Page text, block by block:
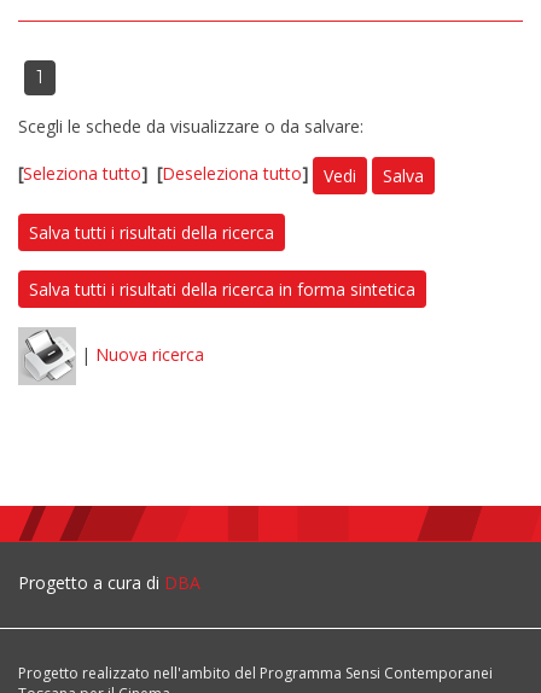
1
Scegli le schede da visualizzare o da salvare:
[Seleziona tutto] [Deseleziona tutto] Vedi Salva
Salva tutti i risultati della ricerca
Salva tutti i risultati della ricerca in forma sintetica
| Nuova ricerca
Progetto a cura di DBA
Progetto realizzato nell'ambito del Programma Sensi Contemporanei